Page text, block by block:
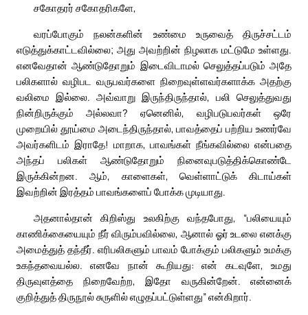
சகோதரர் சகோதரிகளே,
வரப்போகும் நலன்களின் உண்மை உருவைத் திருச்சட்டம்
எடுத்துக்காட்டவில்லை; அது அவற்றின் நிழலாக மட்டுமே உள்ளது.
எனவேதான் ஆண்டுதோறும் இடைவிடாமல் செலுத்தப்படும் அதே
பலிகளால் வழிபட வருபவர்களை நிறைவுள்ளவர்களாக்க அதற்கு
வலிமை இல்லை. அவ்வாறு இருந்திருந்தால், பலி செலுத்துவது
நின்றிருக்கும் அல்லவா? ஏனெனில், வழிபடுபவர்கள் ஒரே
முறையில் தூய்மை அடைந்திருந்தால், பாவத்தைப் பற்றிய உணர்வே
அவர்களிடம் இராதே! மாறாக, பாவங்கள் நீங்கவில்லை என்பதை
அந்தப் பலிகள் ஆண்டுதோறும் நினைவுபடுத்திக்கொண்டே
இருக்கின்றன. ஆம், காளைகள், வெள்ளாட்டுக் கிடாய்கள்
இவற்றின் இரத்தம் பாவங்களைப் போக்க முடியாது.
அதனால்தான் கிறிஸ்து உலகிற்கு வந்தபோது, “பலியையும்
காணிக்கையையும் நீர் விரும்பவில்லை, ஆனால் ஓர் உடலை எனக்கு
அமைத்துத் தந்தீர். எரிபலிகளும் பாவம் போக்கும் பலிகளும் உமக்கு
உகந்தவையல்ல. எனவே நான் கூறியது: என் கடவுளே, உமது
திருவுளத்தை நிறைவேற்ற, இதோ வருகின்றேன். என்னைக்
குறித்துத் திருநூல் சுருளில் எழுதப்பட்டுள்ளது” என்கிறார்.